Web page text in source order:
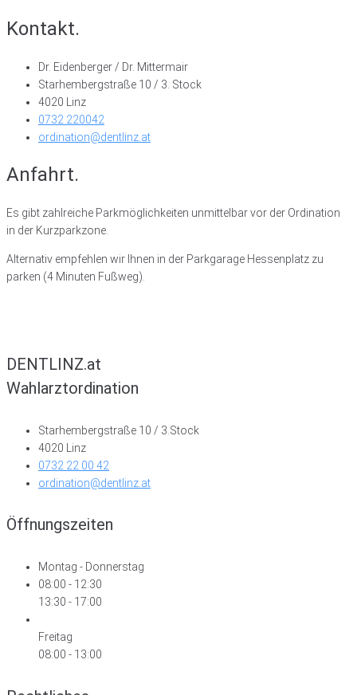
Kontakt.
Dr. Eidenberger / Dr. Mittermair
Starhembergstraße 10 / 3. Stock
4020 Linz
0732 220042
ordination@dentlinz.at
Anfahrt.
Es gibt zahlreiche Parkmöglichkeiten unmittelbar vor der Ordination
in der Kurzparkzone.
Alternativ empfehlen wir Ihnen in der Parkgarage Hessenplatz zu
parken (4 Minuten Fußweg).
DENTLINZ.at
Wahlarztordination
Starhembergstraße 10 / 3.Stock
4020 Linz
0732 22 00 42
ordination@dentlinz.at
Öffnungszeiten
Montag - Donnerstag
08:00 - 12:30
13:30 - 17:00
Freitag
08:00 - 13:00